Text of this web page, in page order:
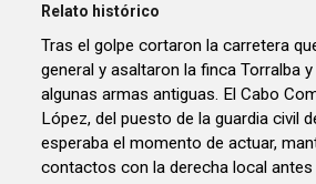
Relato histórico
Tras el golpe cortaron la carretera
general y asaltaron la finca Torralba
algunas armas antiguas. El Cabo
López, del puesto de la guardia civil
esperaba el momento de actuar,
contactos con la derecha local